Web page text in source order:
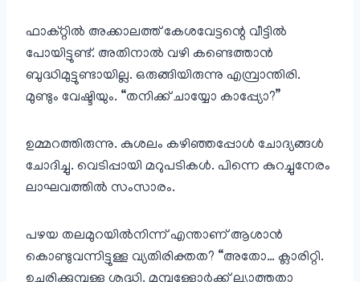
ഫാക്റ്റിൽ അക്കാലത്ത് കേശവേട്ടന്റെ വീട്ടിൽ
പോയിട്ടുണ്ട്. അതിനാൽ വഴി കണ്ടെത്താൻ
ബുദ്ധിമുട്ടുണ്ടായില്ല. ഒരുങ്ങിയിരുന്നു എമ്പ്രാന്തിരി.
മുണ്ടും വേഷ്ടിയും. “തനിക്ക് ചായ്യോ കാപ്പ്യോ?”
ഉമ്മറത്തിരുന്നു. കുശലം കഴിഞ്ഞപ്പോൾ ചോദ്യങ്ങൾ
ചോദിച്ചു. വെടിപ്പായി മറുപടികൾ. പിന്നെ കുറച്ചുനേരം
ലാഘവത്തിൽ സംസാരം.
പഴയ തലമുറയിൽനിന്ന് എന്താണ് ആശാൻ
കൊണ്ടുവന്നിട്ടുള്ള വ്യതിരിക്തത? “അതോ… ക്ലാരിറ്റി.